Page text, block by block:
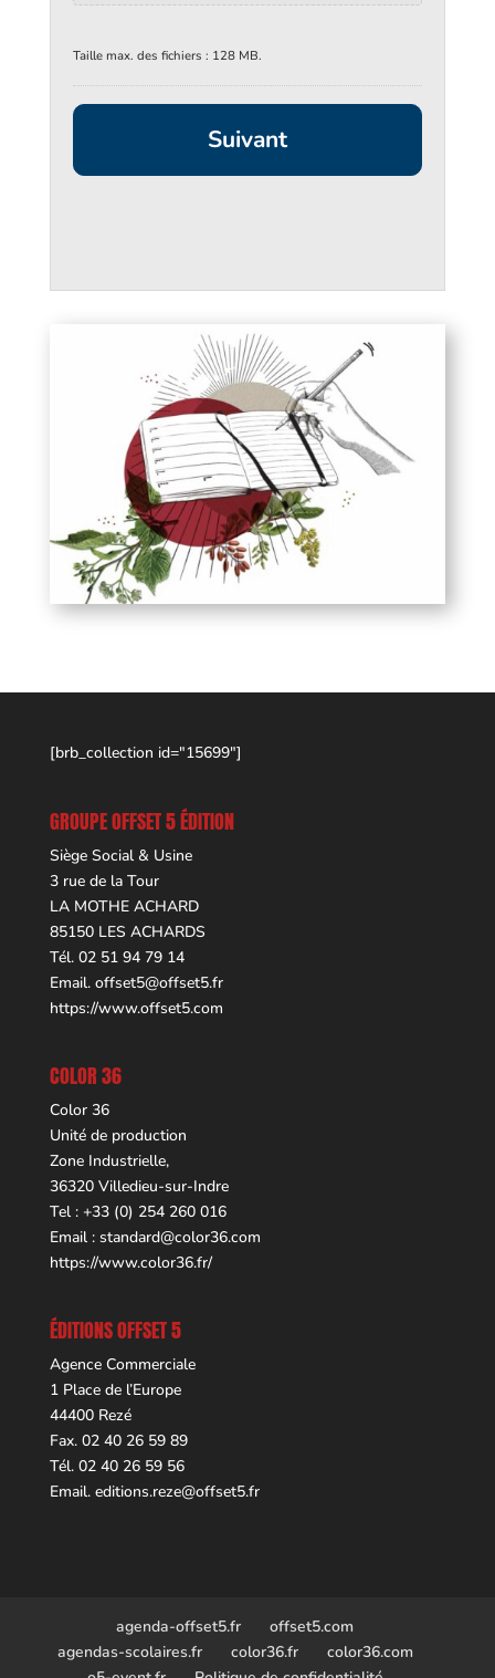
Taille max. des fichiers : 128 MB.
[brb_collection id="15699"]
GROUPE OFFSET 5 ÉDITION
Siège Social & Usine
3 rue de la Tour
LA MOTHE ACHARD
85150 LES ACHARDS
Tél. 02 51 94 79 14
Email. offset5@offset5.fr
https://www.offset5.com
COLOR 36
Color 36
Unité de production
Zone Industrielle,
36320 Villedieu-sur-Indre
Tel : +33 (0) 254 260 016
Email : standard@color36.com
https://www.color36.fr/
ÉDITIONS OFFSET 5
Agence Commerciale
1 Place de l’Europe
44400 Rezé
Fax. 02 40 26 59 89
Tél. 02 40 26 59 56
Email. editions.reze@offset5.fr
agenda-offset5.fr
offset5.com
agendas-scolaires.fr
color36.fr
color36.com